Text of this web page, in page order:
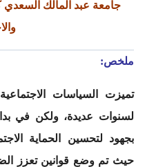
جامعة عبد المالك السعدي
ملخص:
تميزت السياسات
لسنوات عديدة، ولكن في
بجهود لتحسين الحماية
حيث تم وضع قوانين تعزز